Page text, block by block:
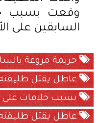
وقعت بسبب
السابقين على
جريمة مروعة
عاطل يقتل
بسبب خلافات على
عاطل يقتل